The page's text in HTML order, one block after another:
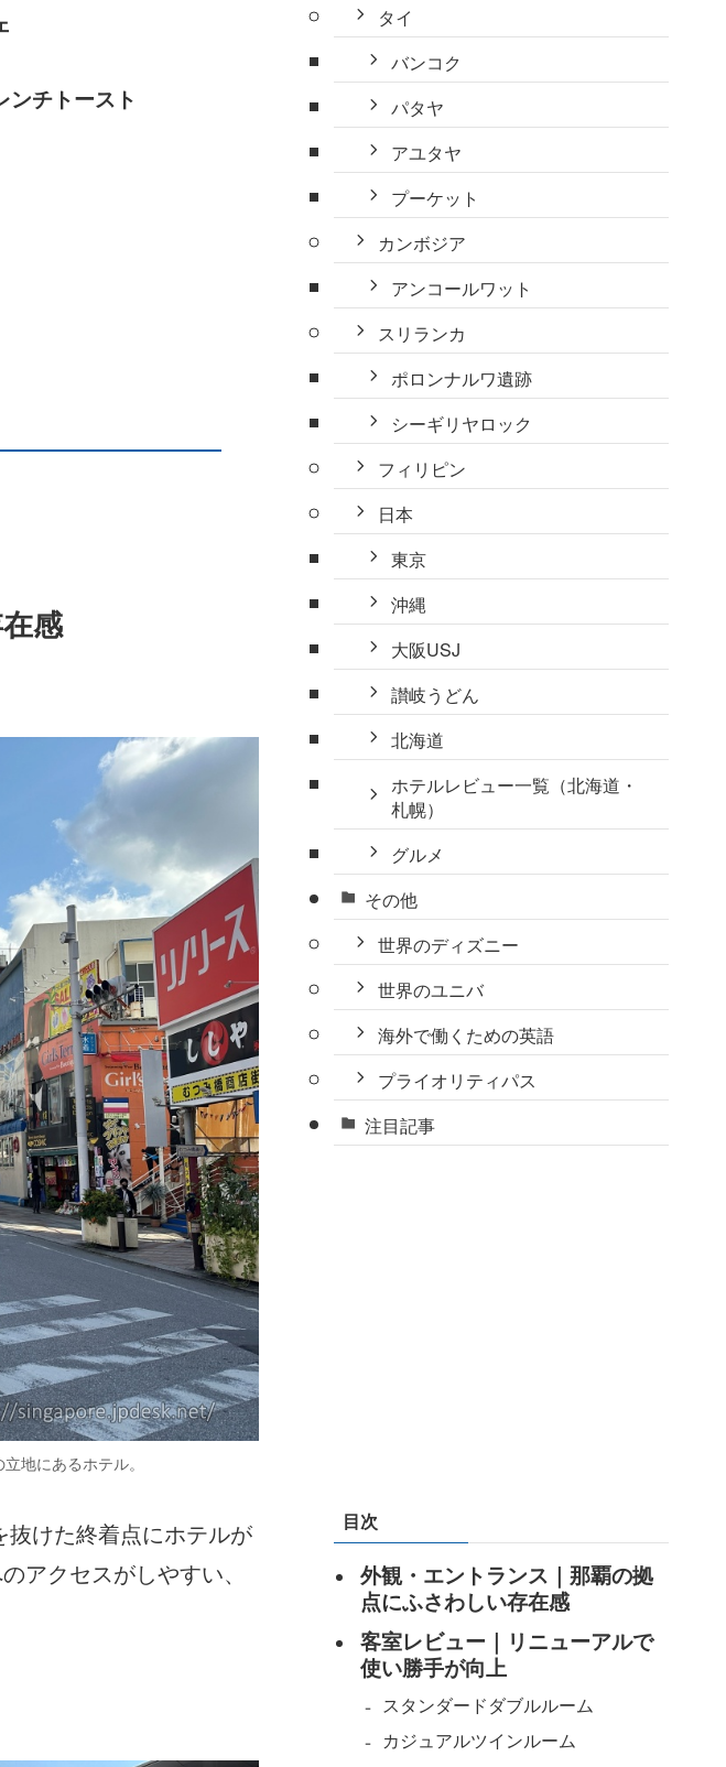
ンチトースト
感
地にあるホテル。
けた終着点にホテルが
アクセスがしやすい、
タイ
バンコク
パタヤ
アユタヤ
プーケット
カンボジア
アンコールワット
スリランカ
ポロンナルワ遺跡
シーギリヤロック
フィリピン
日本
東京
沖縄
大阪USJ
讃岐うどん
北海道
ホテルレビュー一覧（北海道・
札幌）
グルメ
その他
世界のディズニー
世界のユニバ
海外で働くための英語
プライオリティパス
注目記事
目次
外観・エントランス｜那覇の拠
点にふさわしい存在感
客室レビュー｜リニューアルで
使い勝手が向上
スタンダードダブルルーム
カジュアルツインルーム